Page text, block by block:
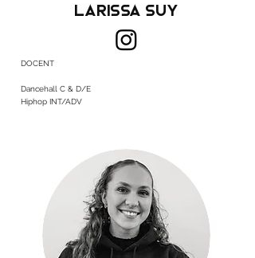
Larissa Suy
DOCENT
Dancehall C & D/E
Hiphop INT/ADV